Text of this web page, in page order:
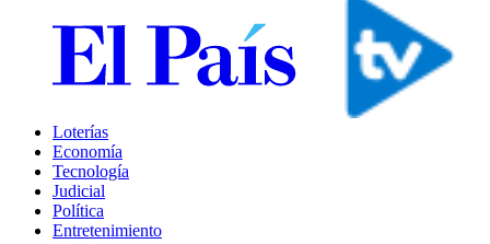
Loterías
Economía
Tecnología
Judicial
Política
Entretenimiento